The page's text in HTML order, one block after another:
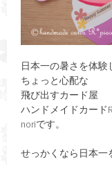
日本一の暑さを体
ちょっと心配な
飛び出すカード屋
ハンドメイドカード
noriです。
せっかくなら日本一